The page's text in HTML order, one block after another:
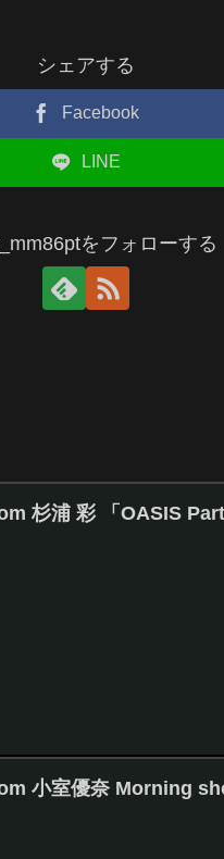
シェアする
Facebook
LINE
をフォローする
杉浦 彩 「OASIS
小室優奈 Morning